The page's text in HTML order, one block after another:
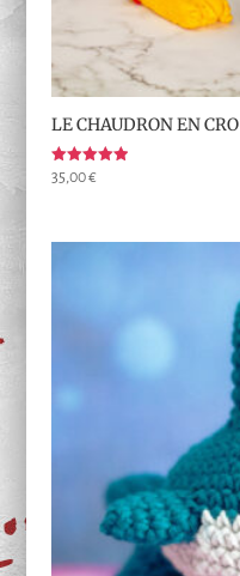
LE CHAUDRON EN
Note
5.00
35,00€